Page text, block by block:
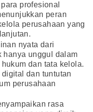
profesional
peran
perusahaan yang
nyata dari
hanya unggul dalam
dan tata kelola.
dan tuntutan
perusahaan
rasa